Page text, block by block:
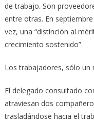
de trabajo. Son
entre otras. En
vez, una “distinción al
crecimiento sostenido”
Los trabajadores, sólo un
El delegado consultado
atraviesan dos
trasladándose hacia el